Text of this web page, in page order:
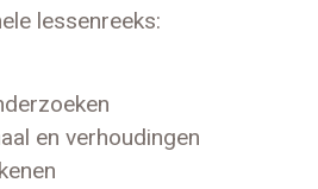
lessenreeks:
en verhoudingen